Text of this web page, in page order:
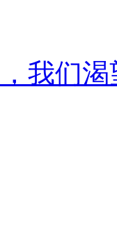
我们